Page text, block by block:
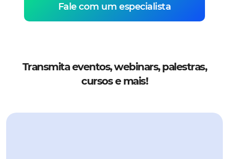
Fale com um especialista
Transmita eventos, webinars, palestras,
cursos e mais!